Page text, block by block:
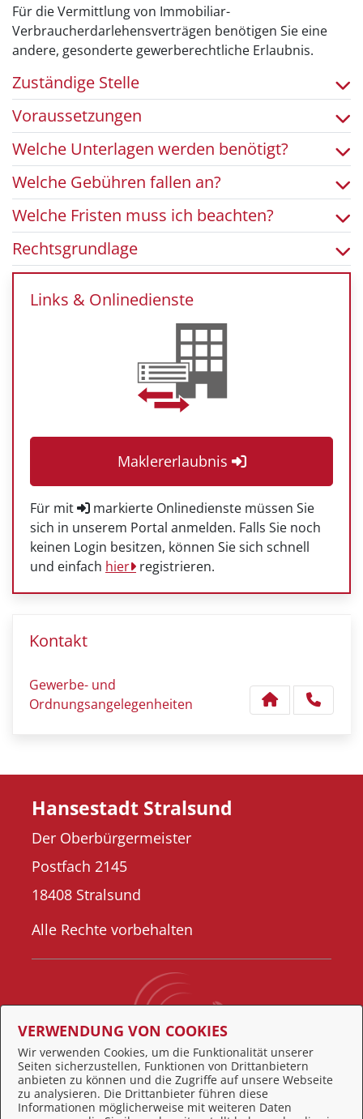
Für die Vermittlung von Immobiliar-
Verbraucherdarlehensverträgen benötigen Sie eine
andere, gesonderte gewerberechtliche Erlaubnis.
Zuständige Stelle
Voraussetzungen
Welche Unterlagen werden benötigt?
Welche Gebühren fallen an?
Welche Fristen muss ich beachten?
Rechtsgrundlage
Links & Onlinedienste
Maklererlaubnis
Für mit
markierte Onlinedienste müssen Sie
sich in unserem Portal anmelden. Falls Sie noch
keinen Login besitzen, können Sie sich schnell
und einfach hier registrieren.
Kontakt
Gewerbe- und
Ordnungsangelegenheiten
Behördennummer 115
Hansestadt Stralsund
Der Oberbürgermeister
Postfach 2145
18408 Stralsund
Alle Rechte vorbehalten
VERWENDUNG VON COOKIES
Wir verwenden Cookies, um die Funktionalität unserer
Seiten sicherzustellen, Funktionen von Drittanbietern
anbieten zu können und die Zugriffe auf unsere Webseite
zu analysieren. Die Drittanbieter führen diese
Informationen möglicherweise mit weiteren Daten